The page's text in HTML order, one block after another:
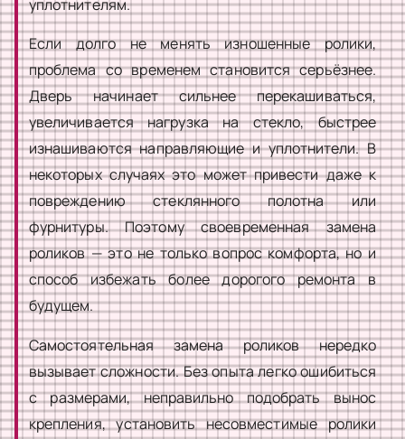
уплотнителям.
Если долго не менять изношенные ролики,
проблема со временем становится серьёзнее.
Дверь начинает сильнее перекашиваться,
увеличивается нагрузка на стекло, быстрее
изнашиваются направляющие и уплотнители. В
некоторых случаях это может привести даже к
повреждению стеклянного полотна или
фурнитуры. Поэтому своевременная замена
роликов — это не только вопрос комфорта, но и
способ избежать более дорогого ремонта в
будущем.
Самостоятельная замена роликов нередко
вызывает сложности. Без опыта легко ошибиться
с размерами, неправильно подобрать вынос
крепления, установить несовместимые ролики